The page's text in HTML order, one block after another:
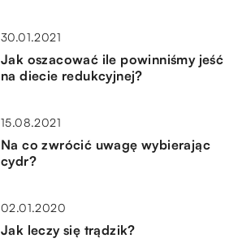
30.01.2021
Jak oszacować ile powinniśmy jeść
na diecie redukcyjnej?
15.08.2021
Na co zwrócić uwagę wybierając
cydr?
02.01.2020
Jak leczy się trądzik?